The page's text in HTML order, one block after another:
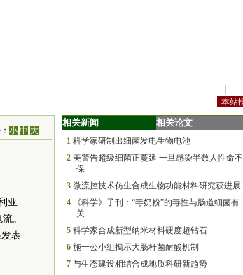
小 中 大
亚
。
表
相关新闻 相关论文
1 科学家研制出细菌发电生物电池
2 美警告超级细菌正蔓延 一旦感染半数人性命不
保
3 微流控技术仿生合成生物功能材料研究获进展
4
《科学》子刊：“毒奶粉”的毒性与肠道细菌有
关
5 科学家合成新型纳米材料硬度超钻石
6 施一公小组揭示大肠杆菌耐酸机制
7 与生态建设相结合成地质科研新趋势